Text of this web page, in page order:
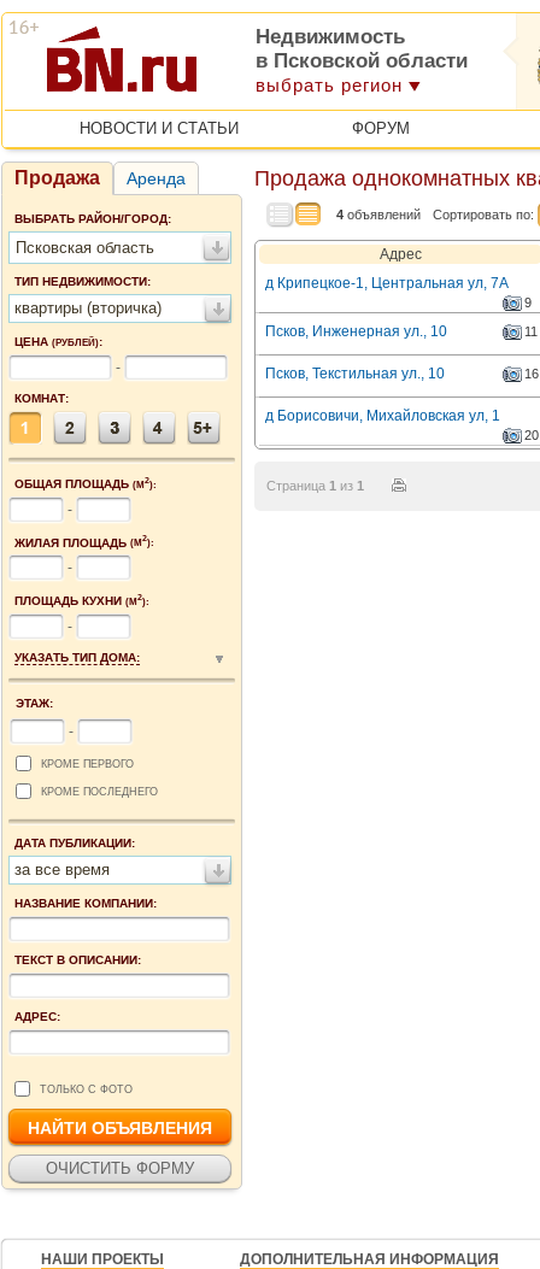
Недвижимость
в Псковской области
выбрать регион
НОВОСТИ И СТАТЬИ ФОРУМ
Продажа Аренда
ВЫБРАТЬ РАЙОН/ГОРОД:
Псковская область
ТИП НЕДВИЖИМОСТИ:
квартиры (вторичка)
ЦЕНА (РУБЛЕЙ):
-
КОМНАТ:
ОБЩАЯ ПЛОЩАДЬ (М2):
-
ЖИЛАЯ ПЛОЩАДЬ (М2):
-
ПЛОЩАДЬ КУХНИ (М2):
-
УКАЗАТЬ ТИП ДОМА:
ЭТАЖ:
-
КРОМЕ ПЕРВОГО
КРОМЕ ПОСЛЕДНЕГО
ДАТА ПУБЛИКАЦИИ:
за все время
НАЗВАНИЕ КОМПАНИИ:
ТЕКСТ В ОПИСАНИИ:
АДРЕС:
ТОЛЬКО С ФОТО
Продажа однокомнатных
4 объявлений Сортировать по:
Адрес
д Крипецкое-1, Центральная ул, 7А
9
Псков, Инженерная ул., 10 11
Псков, Текстильная ул., 10 16
д Борисовичи, Михайловская ул, 1
20
Страница 1 из 1
НАШИ ПРОЕКТЫ
ДОПОЛНИТЕЛЬНАЯ ИНФОРМАЦИЯ